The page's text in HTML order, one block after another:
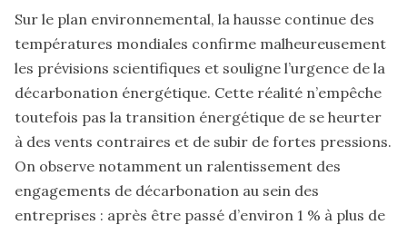
Sur le plan environnemental, la hausse continue des
températures mondiales confirme malheureusement
les prévisions scientifiques et souligne l’urgence de la
décarbonation énergétique. Cette réalité n’empêche
toutefois pas la transition énergétique de se heurter
à des vents contraires et de subir de fortes pressions.
On observe notamment un ralentissement des
engagements de décarbonation au sein des
entreprises : après être passé d’environ 1 % à plus de